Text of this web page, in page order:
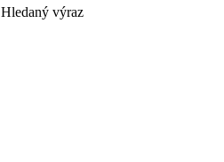
Hledaný výraz